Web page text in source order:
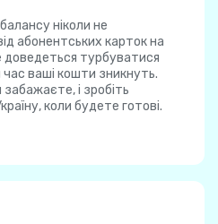
ніколи не
абонентських карток на
доведеться турбуватися
ваші кошти зникнуть.
забажаєте, і зробіть
коли будете готові.